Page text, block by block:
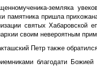
земляка
памятника пришла
святых Хабаровской
своим невероятным
Петр также
благодати